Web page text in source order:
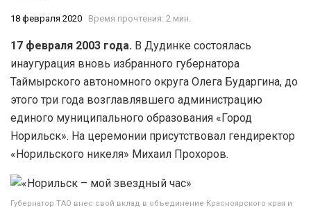
18 февраля 2020 Время прочтения: 2 мин.
17 февраля 2003 года. В Дудинке состоялась
инаугурация вновь избранного губернатора
Таймырского автономного округа Олега Бударгина, до
этого три года возглавлявшего администрацию
единого муниципального образования «Город
Норильск». На церемонии присутствовал гендиректор
«Норильского никеля» Михаил Прохоров.
Губернатор ТАО внес свой вклад в объединение Красноярского края и